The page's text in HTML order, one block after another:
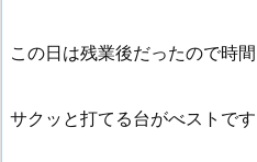
この日は残業後だったので時
サクッと打てる台がべストです